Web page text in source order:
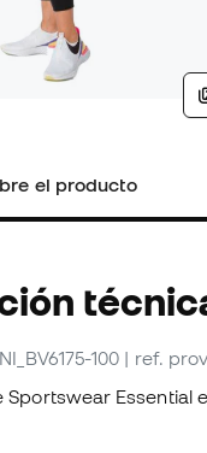
el producto
100 | ref.
Sportswear